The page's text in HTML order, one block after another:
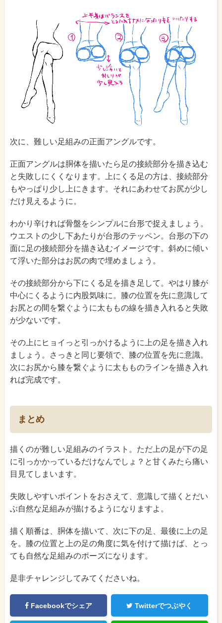
次に、難しい足組みの正面アングルです。
正面アングルは胴体を描いたら足の接続部分を描き込む
と失敗しにくくなります。上にくる足の方は、接続部分
もやっぱり少し上にきます。それにあわせてお尻が少し
だけ見えるように。
わかり辛ければ骨盤をシンプルに台形で捉えましょう。
ウエストの少し下あたりが台形のテッペン。台形の下の
面に足の接続部分を描き込むイメージです。斜めに傾い
て浮いた部分はお尻の肉で埋めましょう。
その接続部分から下にくる足を描き足して。やはり膝が
中心にくるように内股気味に。膝の位置を先に意識して
お尻との間を繋ぐように太ももの線を描き入れると失敗
が少ないです。
その上にヒョイっと引っかけるように上の足を描き入れ
ましょう。さっきと同じ要領で、膝の位置を先に意識。
次にお尻から膝を繋ぐように太もものラインを描き入れ
れば完成です。
まとめ
描くのが難しい足組みのイラスト。ただ上の足が下の足
に引っかかっているだけなんでしょ？と甘くみたら痛い
目見てしまいます。
失敗しやすいポイントをおさえて、意識して描くとだい
ぶ自然な足組みが描けるようになりますよ。
描く順番は、胴体を描いて、次に下の足、最後に上の足
を。膝の位置と上の足の角度に気を付けて描けば、とっ
ても自然な足組みのポーズになります。
是非チャレンジしてみてくださいね。
Facebookでシェア Twitterでつぶやく